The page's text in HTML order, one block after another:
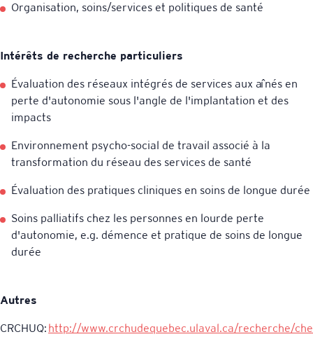
Organisation, soins/services et politiques de santé
Intérêts de recherche particuliers
Évaluation des réseaux intégrés de services aux aînés en
perte d'autonomie sous l'angle de l'implantation et des
impacts
Environnement psycho-social de travail associé à la
transformation du réseau des services de santé
Évaluation des pratiques cliniques en soins de longue durée
Soins palliatifs chez les personnes en lourde perte
d'autonomie, e.g. démence et pratique de soins de longue
durée
Autres
CRCHUQ: http://www.crchudequebec.ulaval.ca/recherche/